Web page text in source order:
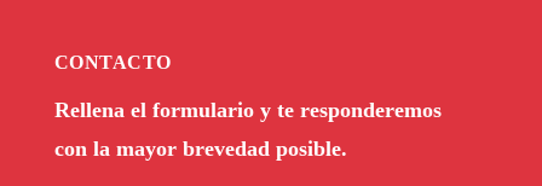
CONTACTO
Rellena el formulario y te responderemos
con la mayor brevedad posible.